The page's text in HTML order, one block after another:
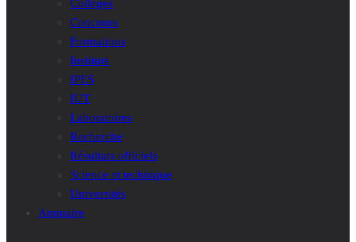
Collèges
Concours
Formations
Instituts
IPES
IUT
Laboratoires
Recherche
Résultats officiels
Science et technique
Universités
Annuaire